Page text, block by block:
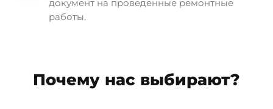
документ на проведенные ремонтные
работы.
Почему нас выбирают?